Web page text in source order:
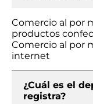
Comercio al por
productos
Comercio al por
internet
¿Cuál es el
registra?